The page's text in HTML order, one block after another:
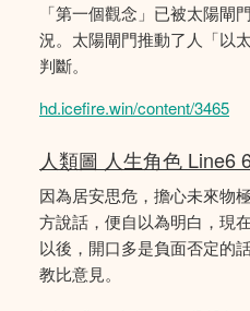
「第一個觀念」已被太陽閘
況。太陽閘門推動了人「以
判斷。
hd.icefire.win/content/3465
人類圖 人生角色 Line6
因為居安思危，擔心未來物
方說話，便自以為明白，現
以後，開口多是負面否定的
教比意見。